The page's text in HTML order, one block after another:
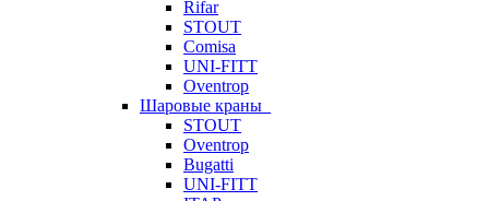
Rifar
STOUT
Comisa
UNI-FITT
Oventrop
Шаровые краны
STOUT
Oventrop
Bugatti
UNI-FITT